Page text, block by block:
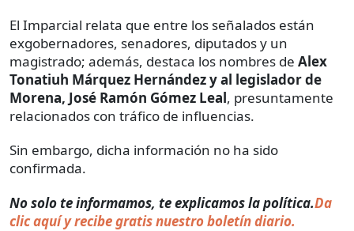
El Imparcial relata que entre los señalados están
exgobernadores, senadores, diputados y un
magistrado; además, destaca los nombres de Alex
Tonatiuh Márquez Hernández y al legislador de
Morena, José Ramón Gómez Leal, presuntamente
relacionados con tráfico de influencias.
Sin embargo, dicha información no ha sido
confirmada.
No solo te informamos, te explicamos la política.Da
clic aquí y recibe gratis nuestro boletín diario.